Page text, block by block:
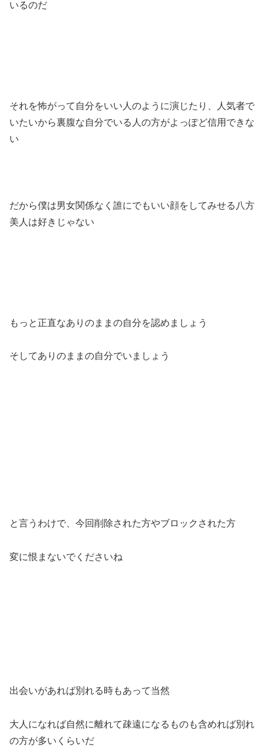
いるのだ
それを怖がって自分をいい人のように演じたり、人気者で
いたいから裏腹な自分でいる人の方がよっぽど信用できな
い
だから僕は男女関係なく誰にでもいい顔をしてみせる八方
美人は好きじゃない
もっと正直なありのままの自分を認めましょう
そしてありのままの自分でいましょう
と言うわけで、今回削除された方やブロックされた方
変に恨まないでくださいね
出会いがあれば別れる時もあって当然
大人になれば自然に離れて疎遠になるものも含めれば別れ
の方が多いくらいだ